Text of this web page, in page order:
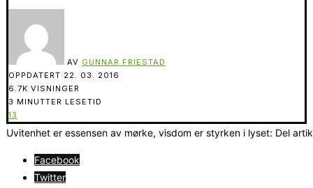
AV GUNNAR FRIESTAD
OPPDATERT 22. 03. 2016
6.7K VISNINGER
3 MINUTTER LESETID
13
Uvitenhet er essensen av mørke, visdom er styrken i lyset: Del
Facebook
Twitter